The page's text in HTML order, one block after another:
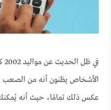
الأشخاص يظنون أنه من الصعب
عكس ذلك تمامًا، حيث أنه